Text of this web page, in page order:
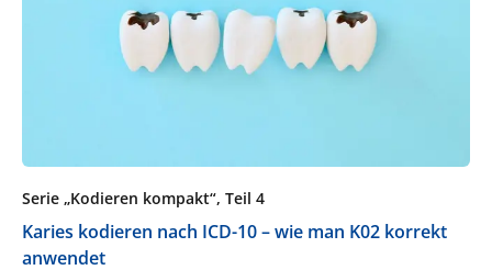
Serie „Kodieren kompakt“, Teil 4
Karies kodieren nach ICD-10 – wie man K02 korrekt
anwendet